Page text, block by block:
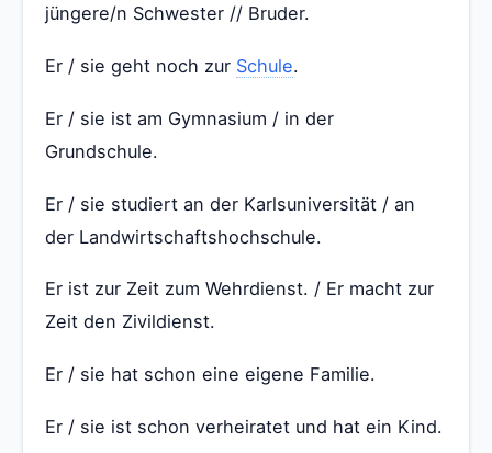
jüngere/n Schwester // Bruder.
Er / sie geht noch zur Schule.
Er / sie ist am Gymnasium / in der
Grundschule.
Er / sie studiert an der Karlsuniversität / an
der Landwirtschaftshochschule.
Er ist zur Zeit zum Wehrdienst. / Er macht zur
Zeit den Zivildienst.
Er / sie hat schon eine eigene Familie.
Er / sie ist schon verheiratet und hat ein Kind.